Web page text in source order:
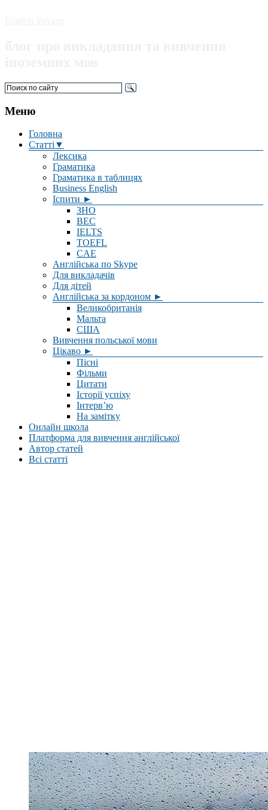
Меню
Головна
Статті▼
Лексика
Граматика
Граматика в таблицях
Business English
Іспити ►
ЗНО
BEC
IELTS
TOEFL
CAE
Англійська по Skype
Для викладачів
Для дітей
Англійська за кордоном ►
Великобританія
Мальта
США
Вивчення польської мови
Цікаво ►
Пісні
Фільми
Цитати
Історії успіху
Інтерв’ю
На замітку
Онлайн школа
Платформа для вивчення англійської
Автор статей
Всі статті